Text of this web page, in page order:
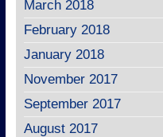
March 2018
February 2018
January 2018
November 2017
September 2017
August 2017